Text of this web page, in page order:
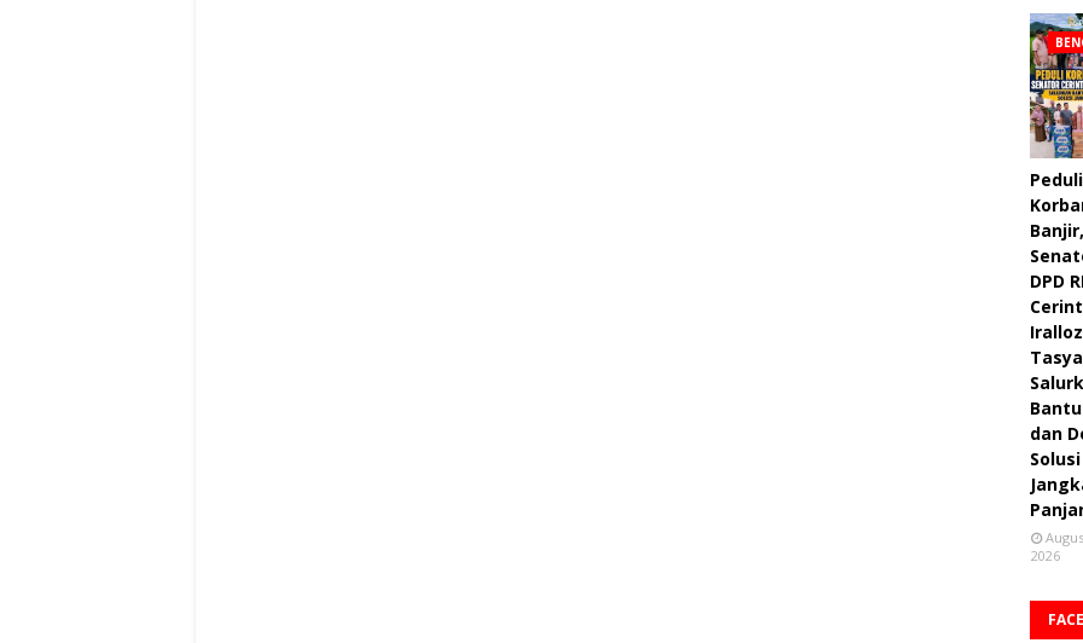
Peduli
Banjir,
DPD
Cerint
Tasya
dan
Solusi
2026